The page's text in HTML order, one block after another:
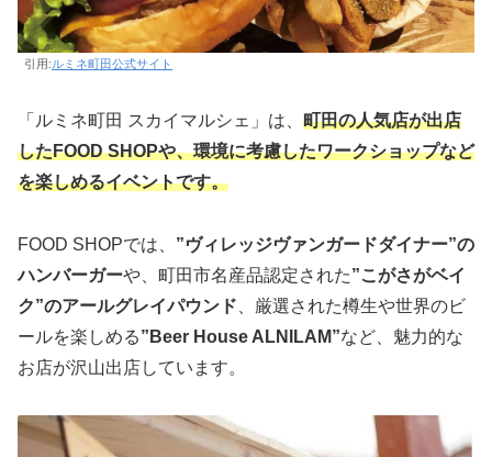
引用:ルミネ町田公式サイト
「ルミネ町田 スカイマルシェ」は、 町田の人気店が出店
したFOOD SHOPや、環境に考慮したワークショップなど
を楽しめるイベントです。
FOOD SHOPでは、 ”ヴィレッジヴァンガードダイナー”の
ハンバーガーや、町田市名産品認定された”こがさがベイ
ク”のアールグレイパウンド 、厳選された樽生や世界のビ
ールを楽しめる”Beer House ALNILAM”など、魅力的な
お店が沢山出店しています。